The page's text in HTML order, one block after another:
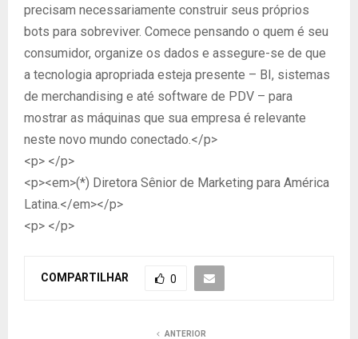
precisam necessariamente construir seus próprios
bots para sobreviver. Comece pensando o quem é seu
consumidor, organize os dados e assegure-se de que
a tecnologia apropriada esteja presente – BI, sistemas
de merchandising e até software de PDV – para
mostrar as máquinas que sua empresa é relevante
neste novo mundo conectado.</p>
<p> </p>
<p><em>(*) Diretora Sênior de Marketing para América
Latina.</em></p>
<p> </p>
COMPARTILHAR 0
ANTERIOR